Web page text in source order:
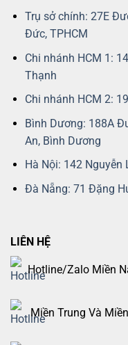
Trụ sở chính: 27E
Đức, TPHCM
Chi nhánh HCM 1:
Thạnh
Chi nhánh HCM 2:
Bình Dương: 188A
An, Bình Dương
Hà Nội: 142 Nguyễn
Đà Nẵng: 71 Đặng
LIÊN HỆ
Hotline/Zalo Miền
Miền Trung Và